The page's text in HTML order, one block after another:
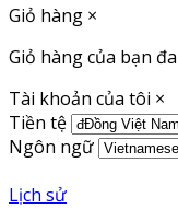
Giỏ hàng ×
Giỏ hàng của bạn
Tài khoản của tôi ×
Tiền tệ
Ngôn ngữ
Lịch sử